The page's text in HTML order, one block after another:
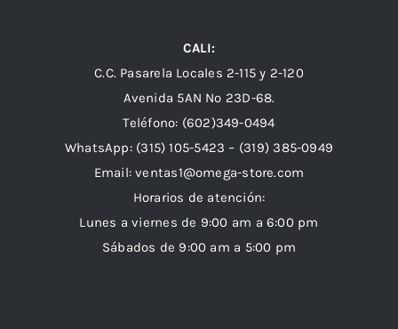
CALI:
C.C. Pasarela Locales 2-115 y 2-120
Avenida 5AN Nº 23D-68.
Teléfono: (602)349-0494
WhatsApp: (315) 105-5423 – (319) 385-0949
Email:ventas1@omega-store.com
Horarios de atención:
Lunes a viernes de 9:00 am a 6:00 pm
Sábados de 9:00 am a 5:00 pm